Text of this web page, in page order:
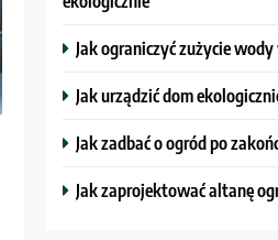
Jak ograniczyć zużycie
Jak urządzić dom
Jak zadbać o ogród po
Jak zaprojektować altanę